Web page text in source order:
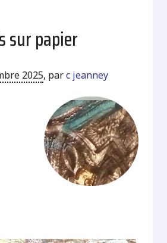
sur papier
2025, parc jeanney